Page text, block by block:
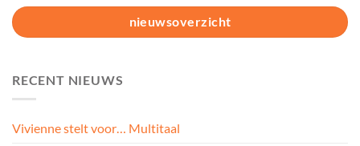
nieuwsoverzicht
RECENT NIEUWS
Vivienne stelt voor… Multitaal